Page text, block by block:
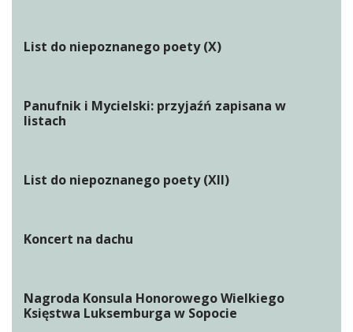
List do niepoznanego poety (X)
Panufnik i Mycielski: przyjaźń zapisana w
listach
List do niepoznanego poety (XII)
Koncert na dachu
Nagroda Konsula Honorowego Wielkiego
Księstwa Luksemburga w Sopocie